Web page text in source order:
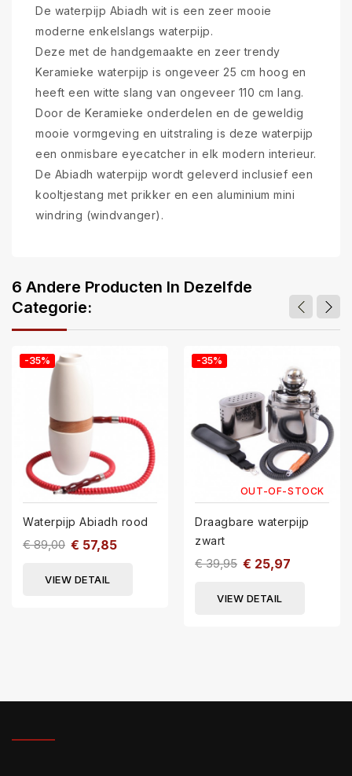
De waterpijp Abiadh wit is een zeer mooie
moderne enkelslangs waterpijp.
Deze met de handgemaakte en zeer trendy
Keramieke waterpijp is ongeveer 25 cm hoog en
heeft een witte slang van ongeveer 110 cm lang.
Door de Keramieke onderdelen en de geweldig
mooie vormgeving en uitstraling is deze waterpijp
een onmisbare eyecatcher in elk modern interieur.
De Abiadh waterpijp wordt geleverd inclusief een
kooltjestang met prikker en een aluminium mini
windring (windvanger).
6 Andere Producten In Dezelfde
Categorie:
-35%
Waterpijp Abiadh rood
€ 89,00 € 57,85
VIEW DETAIL
-35%
OUT-OF-STOCK
Draagbare waterpijp
zwart
€ 39,95 € 25,97
VIEW DETAIL